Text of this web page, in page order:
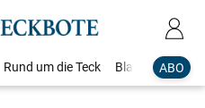
ABO
Rund um die Teck Blaulicht